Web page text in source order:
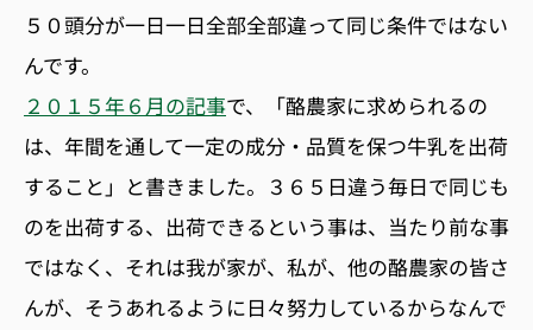
５０頭分が一日一日全部全部違って同じ条件ではない
んです。
２０１５年６月の記事で、「酪農家に求められるの
は、年間を通して一定の成分・品質を保つ牛乳を出荷
すること」と書きました。３６５日違う毎日で同じも
のを出荷する、出荷できるという事は、当たり前な事
ではなく、それは我が家が、私が、他の酪農家の皆さ
んが、そうあれるように日々努力しているからなんで